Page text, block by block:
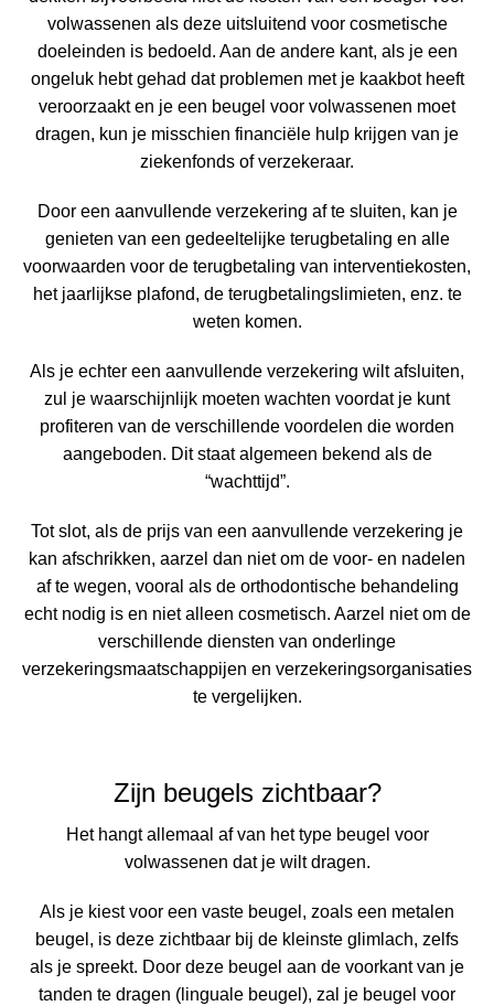
volwassenen als deze uitsluitend voor cosmetische
doeleinden is bedoeld. Aan de andere kant, als je een
ongeluk hebt gehad dat problemen met je kaakbot heeft
veroorzaakt en je een beugel voor volwassenen moet
dragen, kun je misschien financiële hulp krijgen van je
ziekenfonds of verzekeraar.
Door een aanvullende verzekering af te sluiten, kan je
genieten van een gedeeltelijke terugbetaling en alle
voorwaarden voor de terugbetaling van interventiekosten,
het jaarlijkse plafond, de terugbetalingslimieten, enz. te
weten komen.
Als je echter een aanvullende verzekering wilt afsluiten,
zul je waarschijnlijk moeten wachten voordat je kunt
profiteren van de verschillende voordelen die worden
aangeboden. Dit staat algemeen bekend als de
“wachttijd”.
Tot slot, als de prijs van een aanvullende verzekering je
kan afschrikken, aarzel dan niet om de voor- en nadelen
af te wegen, vooral als de orthodontische behandeling
echt nodig is en niet alleen cosmetisch. Aarzel niet om de
verschillende diensten van onderlinge
verzekeringsmaatschappijen en verzekeringsorganisaties
te vergelijken.
Zijn beugels zichtbaar?
Het hangt allemaal af van het type beugel voor
volwassenen dat je wilt dragen.
Als je kiest voor een vaste beugel, zoals een metalen
beugel, is deze zichtbaar bij de kleinste glimlach, zelfs
als je spreekt. Door deze beugel aan de voorkant van je
tanden te dragen (linguale beugel), zal je beugel voor